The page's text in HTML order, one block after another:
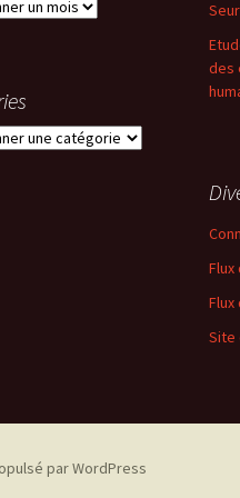
des
Site
par WordPress